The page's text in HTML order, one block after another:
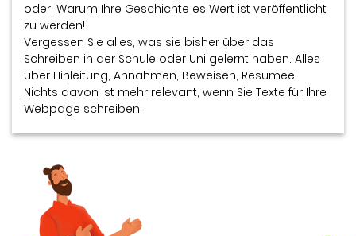
oder: Warum Ihre Geschichte es Wert ist veröffentlicht
zu werden!
Vergessen Sie alles, was sie bisher über das
Schreiben in der Schule oder Uni gelernt haben. Alles
über Hinleitung, Annahmen, Beweisen, Resümee.
Nichts davon ist mehr relevant, wenn Sie Texte für Ihre
Webpage schreiben.